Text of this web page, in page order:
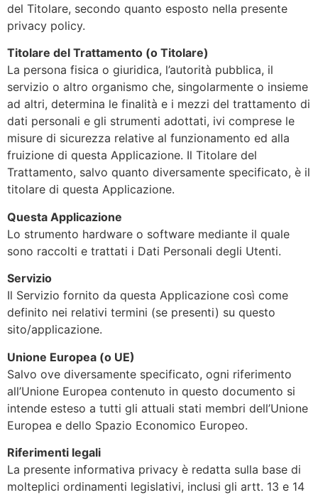
del Titolare, secondo quanto esposto nella presente
privacy policy.
Titolare del Trattamento (o Titolare)
La persona fisica o giuridica, l’autorità pubblica, il
servizio o altro organismo che, singolarmente o insieme
ad altri, determina le finalità e i mezzi del trattamento di
dati personali e gli strumenti adottati, ivi comprese le
misure di sicurezza relative al funzionamento ed alla
fruizione di questa Applicazione. Il Titolare del
Trattamento, salvo quanto diversamente specificato, è il
titolare di questa Applicazione.
Questa Applicazione
Lo strumento hardware o software mediante il quale
sono raccolti e trattati i Dati Personali degli Utenti.
Servizio
Il Servizio fornito da questa Applicazione così come
definito nei relativi termini (se presenti) su questo
sito/applicazione.
Unione Europea (o UE)
Salvo ove diversamente specificato, ogni riferimento
all’Unione Europea contenuto in questo documento si
intende esteso a tutti gli attuali stati membri dell’Unione
Europea e dello Spazio Economico Europeo.
Riferimenti legali
La presente informativa privacy è redatta sulla base di
molteplici ordinamenti legislativi, inclusi gli artt. 13 e 14